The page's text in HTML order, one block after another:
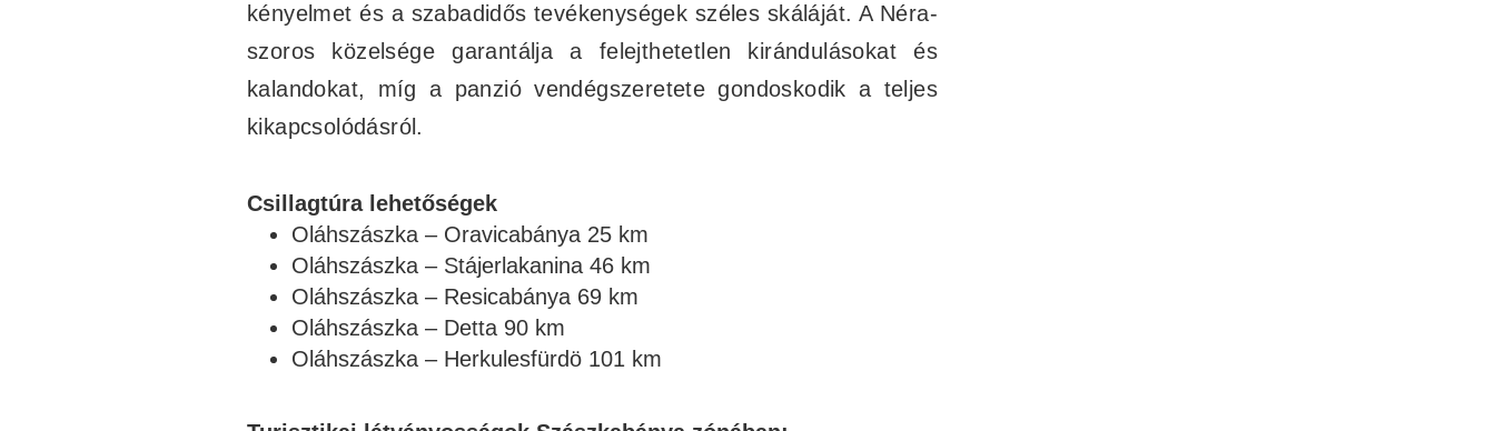
kényelmet és a szabadidős tevékenységek széles skáláját. A Néra-
szoros közelsége garantálja a felejthetetlen kirándulásokat és
kalandokat, míg a panzió vendégszeretete gondoskodik a teljes
kikapcsolódásról.
Csillagtúra lehetőségek
Oláhszászka – Oravicabánya 25 km
Oláhszászka – Stájerlakanina 46 km
Oláhszászka – Resicabánya 69 km
Oláhszászka – Detta 90 km
Oláhszászka – Herkulesfürdö 101 km